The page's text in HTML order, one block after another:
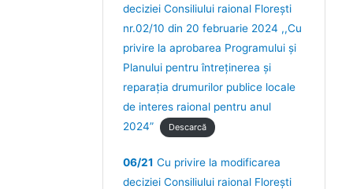
deciziei Consiliului raional Florești
nr.02/10 din 20 februarie 2024 ,,Cu
privire la aprobarea Programului şi
Planului pentru întreţinerea şi
reparaţia drumurilor publice locale
de interes raional pentru anul
2024”
Descarcă
06/21 Cu privire la modificarea
deciziei Consiliului raional Florești